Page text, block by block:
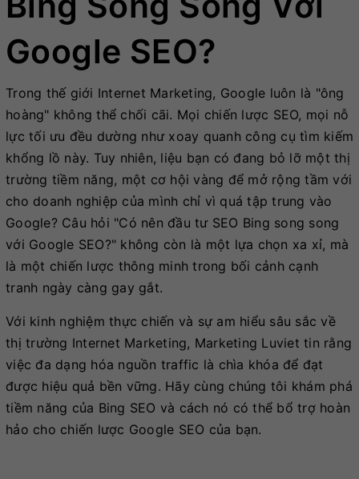
Google SEO?
Trong thế giới Internet Marketing, Google luôn là "ông
hoàng" không thể chối cãi. Mọi chiến lược SEO, mọi nỗ
lực tối ưu đều dường như xoay quanh công cụ tìm kiếm
khổng lồ này. Tuy nhiên, liệu bạn có đang bỏ lỡ một thị
trường tiềm năng, một cơ hội vàng để mở rộng tầm với
cho doanh nghiệp của mình chỉ vì quá tập trung vào
Google? Câu hỏi "Có nên đầu tư SEO Bing song song
với Google SEO?" không còn là một lựa chọn xa xỉ, mà
là một chiến lược thông minh trong bối cảnh cạnh
tranh ngày càng gay gắt.
Với kinh nghiệm thực chiến và sự am hiểu sâu sắc về
thị trường Internet Marketing, Marketing Luviet tin rằng
việc đa dạng hóa nguồn traffic là chìa khóa để đạt
được hiệu quả bền vững. Hãy cùng chúng tôi khám phá
tiềm năng của Bing SEO và cách nó có thể bổ trợ hoàn
hảo cho chiến lược Google SEO của bạn.